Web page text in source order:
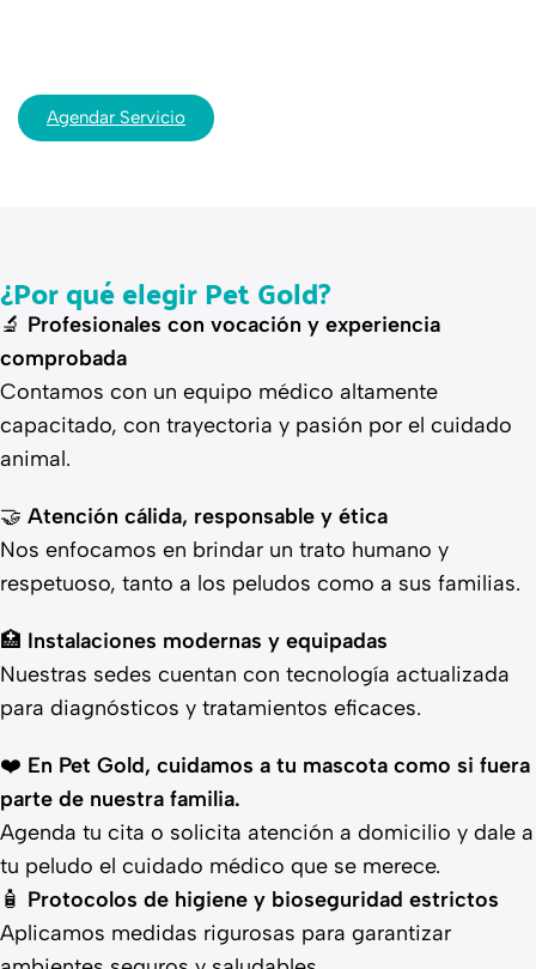
Agendar Servicio
¿Por qué elegir Pet Gold?
🔬 Profesionales con vocación y experiencia
comprobada
Contamos con un equipo médico altamente
capacitado, con trayectoria y pasión por el cuidado
animal.
🤝 Atención cálida, responsable y ética
Nos enfocamos en brindar un trato humano y
respetuoso, tanto a los peludos como a sus familias.
🏥 Instalaciones modernas y equipadas
Nuestras sedes cuentan con tecnología actualizada
para diagnósticos y tratamientos eficaces.
❤️ En Pet Gold, cuidamos a tu mascota como si fuera
parte de nuestra familia.
Agenda tu cita o solicita atención a domicilio y dale a
tu peludo el cuidado médico que se merece.
🧴 Protocolos de higiene y bioseguridad estrictos
Aplicamos medidas rigurosas para garantizar